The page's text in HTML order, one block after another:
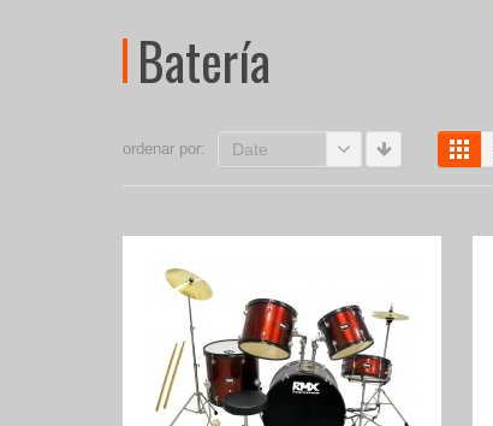
Batería
ordenar por: Date